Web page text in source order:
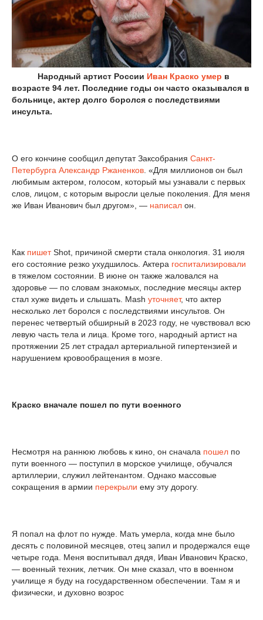
Народный артист России Иван Краско умер в
возрасте 94 лет. Последние годы он часто оказывался в
больнице, актер долго боролся с последствиями
инсульта.
О его кончине сообщил депутат Заксобрания Санкт-
Петербурга Александр Ржаненков . «Для миллионов он был
любимым актером, голосом, который мы узнавали с первых
слов, лицом, с которым выросли целые поколения. Для меня
же Иван Иванович был другом», — написал он.
Как пишетShot, причиной смерти стала онкология. 31 июля
его состояние резко ухудшилось. Актера госпитализировали
в тяжелом состоянии. В июне он также жаловался на
здоровье — по словам знакомых, последние месяцы актер
стал хуже видеть и слышать. Mash уточняет, что актер
несколько лет боролся с последствиями инсультов. Он
перенес четвертый обширный в 2023 году, не чувствовал всю
левую часть тела и лица. Кроме того, народный артист на
протяжении 25 лет страдал артериальной гипертензией и
нарушением кровообращения в мозге.
Краско вначале пошел по пути военного
Несмотря на раннюю любовь к кино, он сначала пошел по
пути военного — поступил в морское училище, обучался
артиллерии, служил лейтенантом. Однако массовые
сокращения в армии перекрыли ему эту дорогу.
Я попал на флот по нужде. Мать умерла, когда мне было
десять с половиной месяцев, отец запил и продержался еще
четыре года. Меня воспитывал дядя, Иван Иванович Краско,
— военный техник, летчик. Он мне сказал, что в военном
училище я буду на государственном обеспечении. Там я и
физически, и духовно возрос